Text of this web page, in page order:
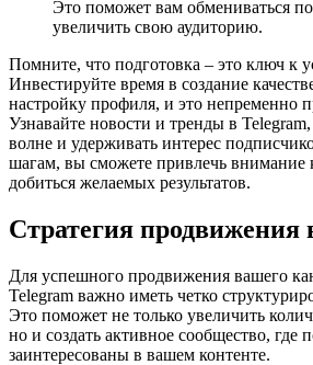
Это поможет вам обмениваться
увеличить свою аудиторию.
Помните, что подготовка – это ключ к
Инвестируйте время в создание
настройку профиля, и это непременно
Узнавайте новости и тренды в
волне и удерживать интерес
шагам, вы сможете привлечь внимание
добиться желаемых результатов.
Стратегия продвижения
Для успешного продвижения вашего
Telegram важно иметь четко
Это поможет не только увеличить
но и создать активное сообщество, где
заинтересованы в вашем контенте.